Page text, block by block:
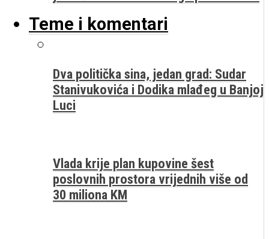
Teme i komentari
Dva politička sina, jedan grad: Sudar
Stanivukovića i Dodika mlađeg u Banjoj
Luci
Vlada krije plan kupovine šest
poslovnih prostora vrijednih više od
30 miliona KM